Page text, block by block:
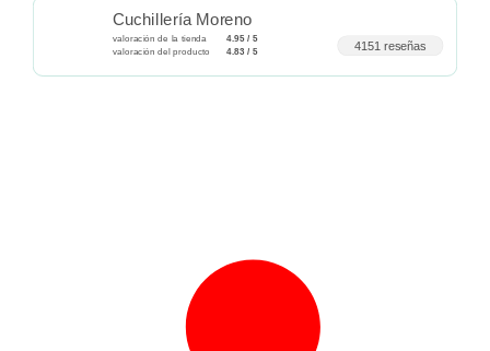
Cuchillería Moreno
valoración de la tienda
4.95 / 5
valoración del producto
4.83 / 5 4151 reseñas